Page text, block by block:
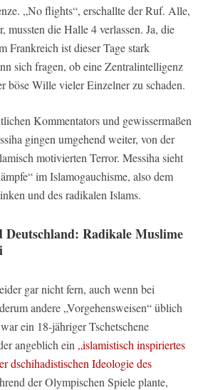
„No flights“, erschallte der Ruf. Alle,
mussten die Halle 4 verlassen. Ja, die
Frankreich ist dieser Tage stark
sich fragen, ob eine Zentralintelligenz
böse Wille vieler Einzelner zu schaden.
Kommentators und gewissermaßen
gingen umgehend weiter, von der
motivierten Terror. Messiha sieht
im Islamogauchisme, also dem
und des radikalen Islams.
Deutschland: Radikale Muslime
gar nicht fern, auch wenn bei
andere „Vorgehensweisen“ üblich
ein 18-jähriger Tschetschene
angeblich ein „islamistisch inspiriertes
dschihadistischen Ideologie des
der Olympischen Spiele plante,